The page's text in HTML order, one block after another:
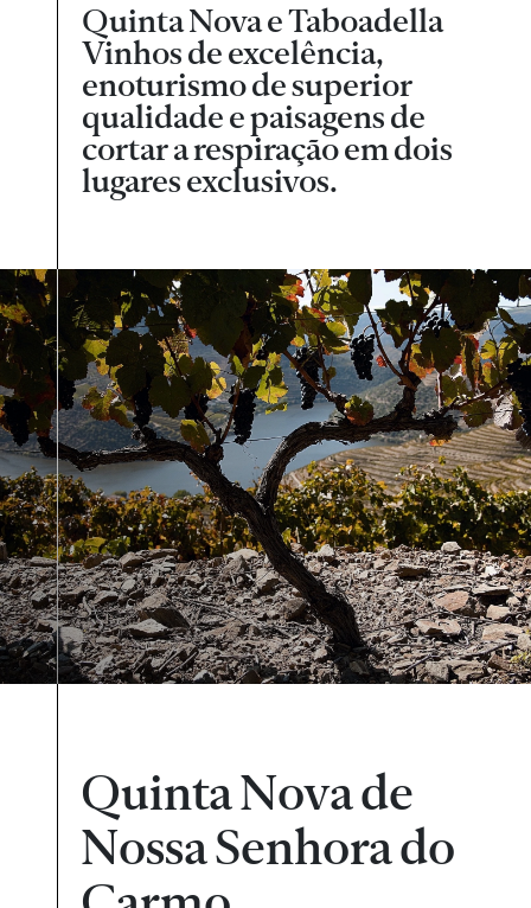
Quinta Nova e Taboadella
Vinhos de excelência,
enoturismo de superior
qualidade e paisagens de
cortar a respiração em dois
lugares exclusivos.
Quinta Nova de
Nossa Senhora do